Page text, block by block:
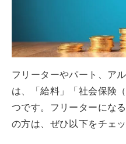
フリーターやパート、ア
は、「給料」「社会保険
つです。フリーターにな
の方は、ぜひ以下をチェ